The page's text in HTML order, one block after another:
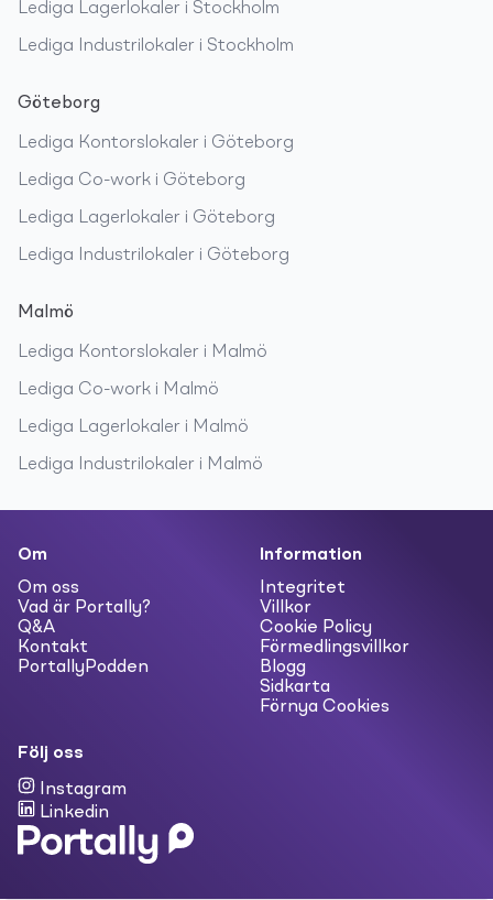
Lediga Lagerlokaler i Stockholm
Lediga Industrilokaler i Stockholm
Göteborg
Lediga Kontorslokaler i Göteborg
Lediga Co-work i Göteborg
Lediga Lagerlokaler i Göteborg
Lediga Industrilokaler i Göteborg
Malmö
Lediga Kontorslokaler i Malmö
Lediga Co-work i Malmö
Lediga Lagerlokaler i Malmö
Lediga Industrilokaler i Malmö
Om
Om oss
Vad är Portally?
Q&A
Kontakt
PortallyPodden
Information
Integritet
Villkor
Cookie Policy
Förmedlingsvillkor
Blogg
Sidkarta
Förnya Cookies
Följ oss
Instagram
Linkedin